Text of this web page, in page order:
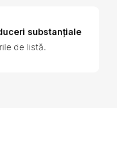
substanțiale
de listă.